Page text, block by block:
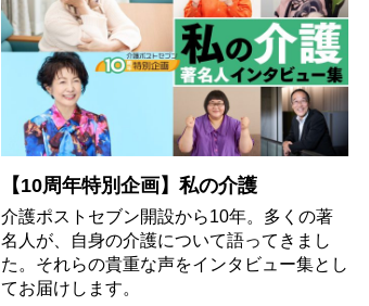
【10周年特別企画】私の介護
介護ポストセブン開設から10年。多くの著
名人が、自身の介護について語ってきまし
た。それらの貴重な声をインタビュー集とし
てお届けします。